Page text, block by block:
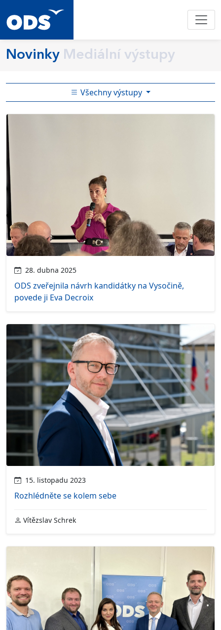
Novinky Mediální výstupy
Všechny výstupy
28. dubna 2025
ODS zveřejnila návrh kandidátky na Vysočině,
povede ji Eva Decroix
15. listopadu 2023
Rozhlédněte se kolem sebe
Vítězslav Schrek